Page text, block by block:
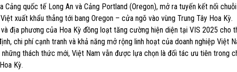
Cảng quốc tế Long An và Cảng Portland (Oregon), mở ra tuyến kết nối
xuất khẩu thẳng tới bang Oregon – cửa ngõ vào vùng Trung Tây Hoa Kỳ.
địa phương của Hoa Kỳ đồng loạt tăng cường hiện diện tại VIS 2025 cho
chi phí cạnh tranh và khả năng mở rộng linh hoạt của doanh nghiệp Việt
thách thức mới, Việt Nam vẫn được lựa chọn là đối tác ưu tiên trong
Kỳ.